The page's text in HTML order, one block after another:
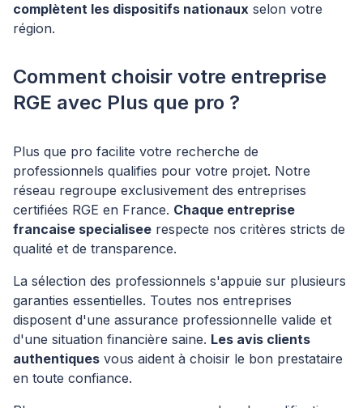
complètent les dispositifs nationaux selon votre
région.
Comment choisir votre entreprise
RGE avec Plus que pro ?
Plus que pro facilite votre recherche de
professionnels qualifies pour votre projet. Notre
réseau regroupe exclusivement des entreprises
certifiées RGE en France. Chaque entreprise
francaise specialisee respecte nos critères stricts de
qualité et de transparence.
La sélection des professionnels s'appuie sur plusieurs
garanties essentielles. Toutes nos entreprises
disposent d'une assurance professionnelle valide et
d'une situation financière saine. Les avis clients
authentiques vous aident à choisir le bon prestataire
en toute confiance.